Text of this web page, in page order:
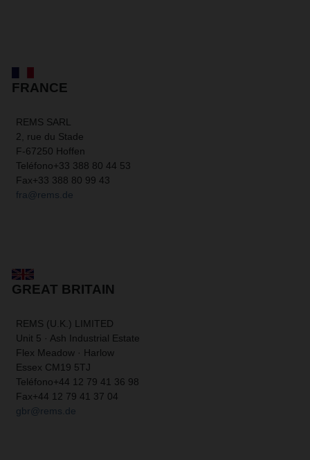
FRANCE
REMS SARL
2, rue du Stade
F-67250 Hoffen
Teléfono+33 388 80 44 53
Fax+33 388 80 99 43
fra@rems.de
GREAT BRITAIN
REMS (U.K.) LIMITED
Unit 5 · Ash Industrial Estate
Flex Meadow · Harlow
Essex CM19 5TJ
Teléfono+44 12 79 41 36 98
Fax+44 12 79 41 37 04
gbr@rems.de